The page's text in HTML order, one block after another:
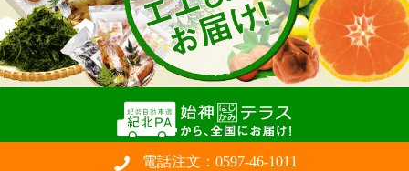
電話注文： 0597-46-1011